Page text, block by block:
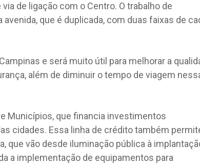
de ligação com o Centro. O trabalho de
que é duplicada, com duas faixas de
e será muito útil para melhorar a
além de diminuir o tempo de viagem
Municípios, que financia investimentos
cidades. Essa linha de crédito também
vão desde iluminação pública à
a implementação de equipamentos para